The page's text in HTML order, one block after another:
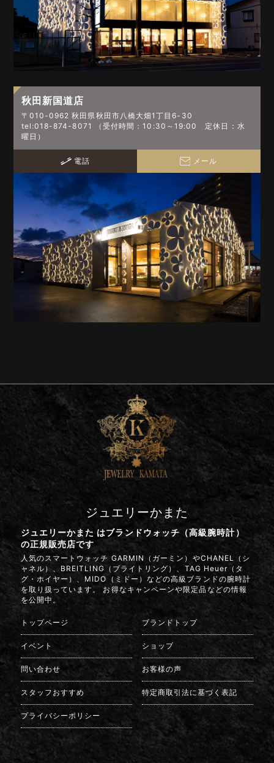
秋田新国道店
〒010-0962 秋田県秋田市八橋大畑1丁目6-30
tel:018-874-8071 （受付時間：10:30～19:00 定休日：水
曜日）
電話 メール
ジュエリーかまた
ジュエリーかまた はブランドウォッチ（高級腕時計）
の正規販売店です
人気のスマートウォッチ GARMIN（ガーミン）やCHANEL（シ
ャネル）、BREITLING（ブライトリング）、TAG Heuer（タ
グ・ホイヤー）、MIDO（ミドー）などの高級ブランドの腕時計
を取り扱っています。 お得なキャンペーンや限定品などの情報
を公開中。
トップページ ブランドトップ
イベント ショップ
問い合わせ お客様の声
スタッフおすすめ 特定商取引法に基づく表記
プライバシーポリシー